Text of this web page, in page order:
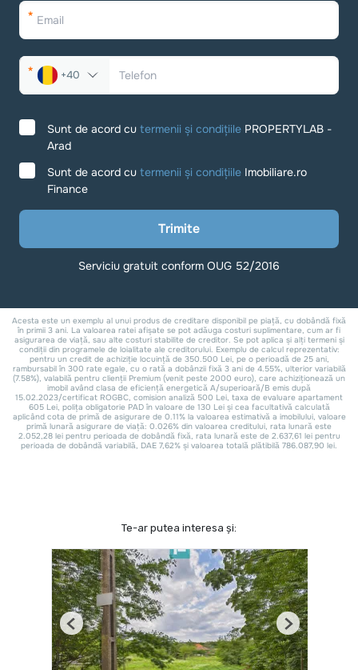
Te-ar putea interesa și:
Previous Next